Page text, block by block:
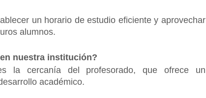
un horario de estudio eficiente y aprovechar
alumnos.
nuestra institución?
la cercanía del profesorado, que ofrece un
académico.